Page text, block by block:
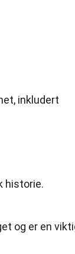
inkludert
historie.
og er en